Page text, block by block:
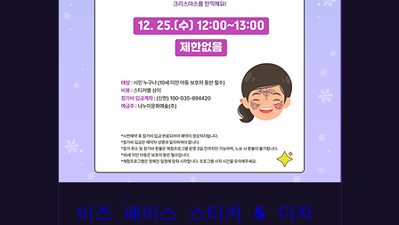
비즈 페이스 스티커 & 디자